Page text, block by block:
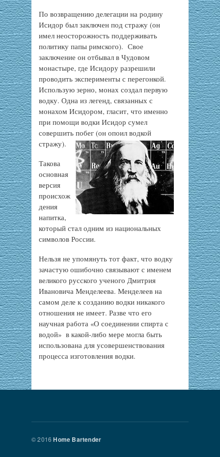
По возвращению делегации на родину
Исидор был заключен под стражу (он
имел неосторожность поддерживать
политику папы римского). Свое
заключение он отбывал в Чудовом
монастыре, где Исидору разрешили
проводить эксперименты с перегонкой.
Использую зерно, монах создал первую
водку. Одна из легенд, связанных с
монахом Исидором, гласит, что именно
при помощи водки Исидор сумел
совершить побег (он опоил водкой
стражу).
Такова
основная
версия
происхож
дения
напитка,
который стал одним из национальных
символов России.
Нельзя не упомянуть тот факт, что водку
зачастую ошибочно связывают с именем
великого русского ученого Дмитрия
Ивановича Менделеева. Менделеев на
самом деле к созданию водки никакого
отношения не имеет. Разве что его
научная работа «О соединении спирта с
водой» в какой-либо мере могла быть
использована для усовершенствования
процесса изготовления водки.
© 2016Home Bartender